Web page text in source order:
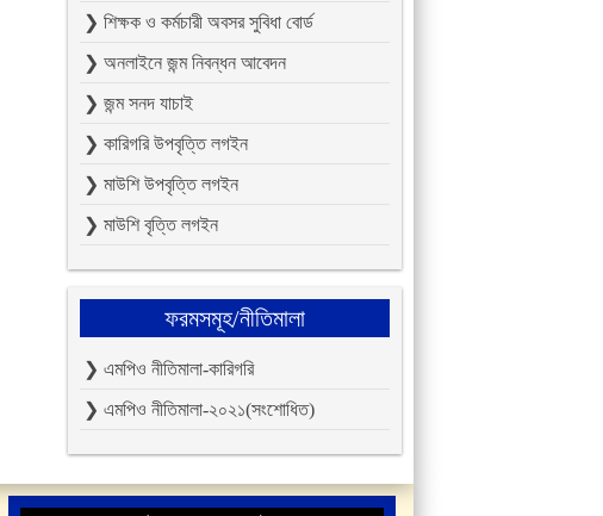
❯ শিক্ষক ও কর্মচারী অবসর সুবিধা বোর্ড
❯ অনলাইনে জন্ম নিবন্ধন আবেদন
❯ জন্ম সনদ যাচাই
❯ কারিগরি উপবৃত্তি লগইন
❯ মাউশি উপবৃত্তি লগইন
❯ মাউশি বৃত্তি লগইন
ফরমসমূহ/নীতিমালা
❯ এমপিও নীতিমালা-কারিগরি
❯ এমপিও নীতিমালা-২০২১(সংশোধিত)